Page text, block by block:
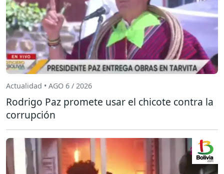
Actualidad • AGO 6 / 2026
Rodrigo Paz promete usar el chicote contra la
corrupción